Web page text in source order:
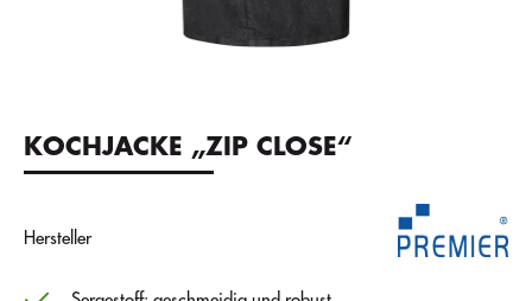
KOCHJACKE „ZIP CLOSE“
Hersteller